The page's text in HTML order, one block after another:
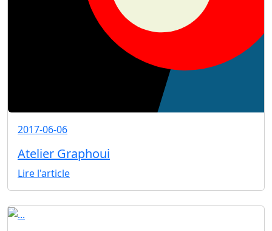
2017-06-06
Atelier Graphoui
Lire l'article